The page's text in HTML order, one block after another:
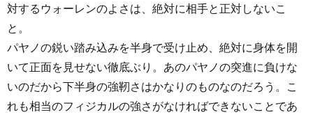
対するウォーレンのよさは、絶対に相手と正対しないこ
と。
パヤノの鋭い踏み込みを半身で受け止め、絶対に身体を開
いて正面を見せない徹底ぶり。あのパヤノの突進に負けな
いのだから下半身の強靭さはかなりのものなのだろう。こ
れも相当のフィジカルの強さがなければできないことであ